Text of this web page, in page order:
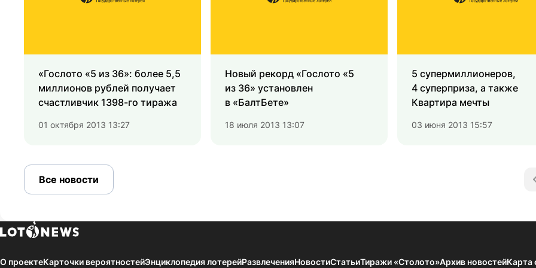
«Гослото «5 из 36»: более 5,5
миллионов рублей получает
счастливчик 1398-го тиража
01 октября 2013 13:27
Новый рекорд «Гослото «5
из 36» установлен
в «БалтБете»
18 июля 2013 13:07
5 супермиллионеров,
4 суперприза, а также
Квартира мечты
03 июня 2013 15:57
Все новости
О проектеКарточки вероятностейЭнциклопедия лотерейРазвлеченияНовостиСтатьиТиражи «Столото»Архив новостейКарта